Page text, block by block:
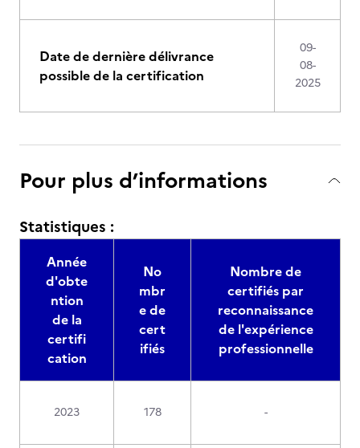
Date de dernière délivrance
possible de la certification
09-
08-
2025
Pour plus d’informations
Statistiques :
Année
d'obte
ntion
de la
certifi
cation
No
mbr
e de
cert
ifiés
Nombre de
certifiés par
reconnaissance
de l'expérience
professionnelle
2023 178 -